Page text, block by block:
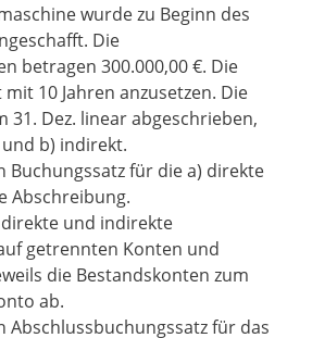
wurde zu Beginn des
Die
betragen 300.000,00 €. Die
10 Jahren anzusetzen. Die
31. Dez. linear abgeschrieben,
b) indirekt.
Buchungssatz für die a) direkte
Abschreibung.
direkte und indirekte
getrennten Konten und
die Bestandskonten zum
ab.
Abschlussbuchungssatz für das